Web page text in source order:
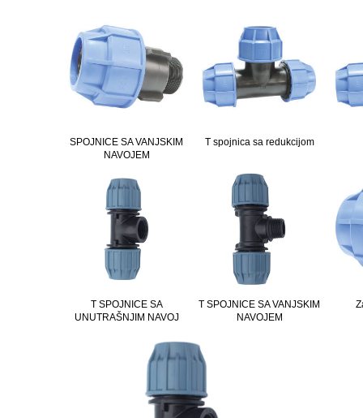
SPOJNICE SA VANJSKIM
NAVOJEM
T spojnica sa redukcijom
T SPOJNICE SA
UNUTRAŠNJIM NAVOJ
T SPOJNICE SA VANJSKIM
NAVOJEM